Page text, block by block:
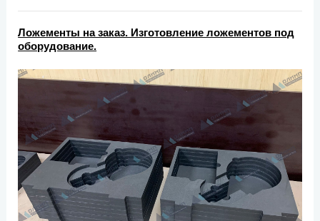
Ложементы на заказ. Изготовление ложементов под
оборудование.